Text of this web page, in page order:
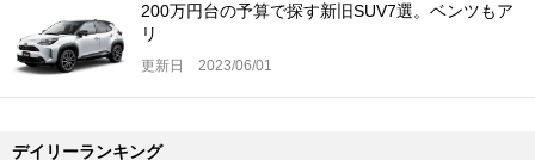
200万円台の予算で探す新旧SUV7選。ベンツもア
リ
更新日 2023/06/01
デイリーランキング